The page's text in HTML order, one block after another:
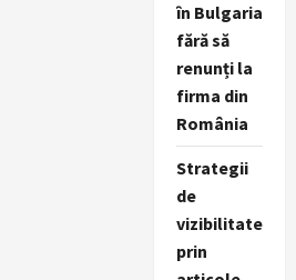
în Bulgaria
fără să
renunți la
firma din
România
Strategii
de
vizibilitate
prin